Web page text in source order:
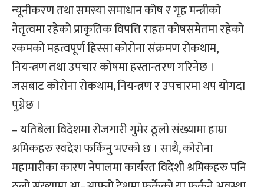
न्यूनीकरण तथा समस्या समाधान कोष र गृह मन्त्रीको
नेतृत्वमा रहेको प्राकृतिक विपत्ति राहत कोषसमेतमा रहेको
रकमको महत्वपूर्ण हिस्सा कोरोना संक्रमण रोकथाम,
नियन्त्रण तथा उपचार कोषमा हस्तान्तरण गरिनेछ ।
जसबाट कोरोना रोकथाम, नियन्त्रण र उपचारमा थप योगदा
पुग्नेछ ।
– यतिबेला विदेशमा रोजगारी गुमेर ठूलो संख्यामा हाम्रा
श्रमिकहरु स्वदेश फर्किनु भएको छ । साथै, कोरोना
महामारीका कारण नेपालमा कार्यरत विदेशी श्रमिकहरु पनि